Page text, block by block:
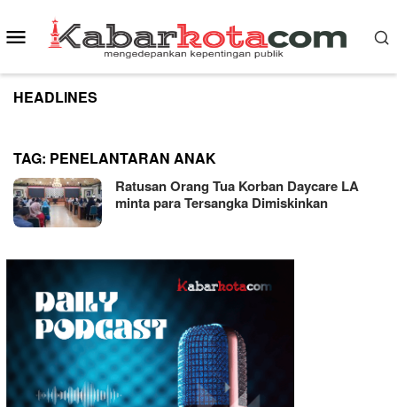
to
content
Mobile
Menu
HEADLINES
TAG: PENELANTARAN ANAK
Ratusan Orang Tua Korban Daycare LA
minta para Tersangka Dimiskinkan